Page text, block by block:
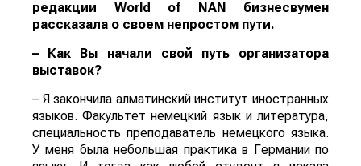
редакции World of NAN бизнесвумен
рассказала о своем непростом пути.
– Как Вы начали свой путь организатора
выставок?
– Я закончила алматинский институт иностранных
языков. Факультет немецкий язык и литература,
специальность преподаватель немецкого языка.
У меня была небольшая практика в Германии по